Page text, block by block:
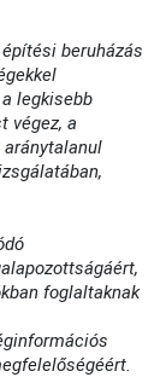
beruházás
legkisebb
végez, a
aránytalanul
foglaltaknak